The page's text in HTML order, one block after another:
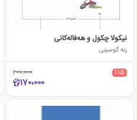
نیکولا چکول و هه‌فاله‌کانی
رنه گوسینی
٪15 200،000
170،000